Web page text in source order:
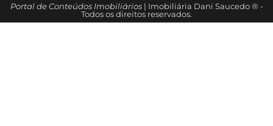
Portal de Conteúdos Imobiliários | Imobiliária Dani Saucedo ® -
Todos os direitos reservados.